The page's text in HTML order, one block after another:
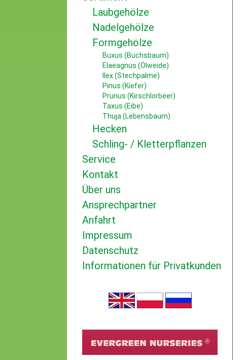
Laubgehölze
Nadelgehölze
Formgehölze
Buxus (Buchsbaum)
Elaeagnus (Ölweide)
Ilex (Stechpalme)
Pinus (Kiefer)
Prunus (Kirschlorbeer)
Taxus (Eibe)
Thuja (Lebensbaum)
Hecken
Schling- / Kletterpflanzen
Service
Kontakt
Über uns
Ansprechpartner
Anfahrt
Impressum
Datenschutz
Informationen für Privatkunden